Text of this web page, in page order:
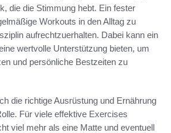
die die Stimmung hebt. Ein fester
Workouts in den Alltag zu
aufrechtzuerhalten. Dabei kann ein
wertvolle Unterstützung bieten, um
und persönliche Bestzeiten zu
die richtige Ausrüstung und Ernährung
Für viele effektive Exercises
viel mehr als eine Matte und eventuell